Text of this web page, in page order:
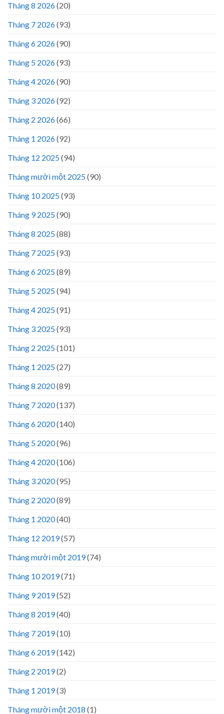
Tháng 8 2026(20)
Tháng 7 2026(93)
Tháng 6 2026(90)
Tháng 5 2026(93)
Tháng 4 2026(90)
Tháng 3 2026(92)
Tháng 2 2026(66)
Tháng 1 2026(92)
Tháng 12 2025(94)
Tháng mười một 2025(90)
Tháng 10 2025(93)
Tháng 9 2025(90)
Tháng 8 2025(88)
Tháng 7 2025(93)
Tháng 6 2025(89)
Tháng 5 2025(94)
Tháng 4 2025(91)
Tháng 3 2025(93)
Tháng 2 2025(101)
Tháng 1 2025(27)
Tháng 8 2020(89)
Tháng 7 2020(137)
Tháng 6 2020(140)
Tháng 5 2020(96)
Tháng 4 2020(106)
Tháng 3 2020(95)
Tháng 2 2020(89)
Tháng 1 2020(40)
Tháng 12 2019(57)
Tháng mười một 2019(74)
Tháng 10 2019(71)
Tháng 9 2019(52)
Tháng 8 2019(40)
Tháng 7 2019(10)
Tháng 6 2019(142)
Tháng 2 2019(2)
Tháng 1 2019(3)
Tháng mười một 2018 (1)